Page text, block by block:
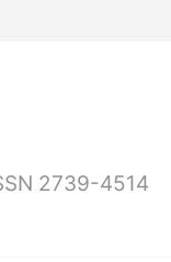
2739-4514